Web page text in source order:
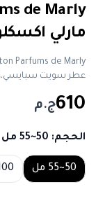
مارلي
عطر سويت سبايسي، Layton perfume، Vanilla
610ج.م
الحجم: 50~55 مل
Choose a size
50~55 مل 100~110